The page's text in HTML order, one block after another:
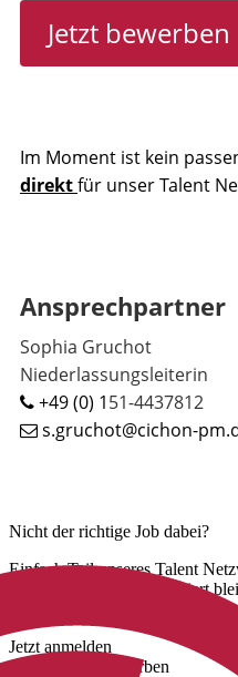
Jetzt bewerben
Im Moment ist kein
direktfür unser Talent
Ansprechpartner
Sophia Gruchot
Niederlassungsleiterin
+49 (0) 151-4437812
s.gruchot@cichon-
Nicht der richtige Job dabei?
Einfach Teil unseres Talent
unsere neuen Jobs informiert
Jetzt anmelden
Jetzt initiativ bewerben